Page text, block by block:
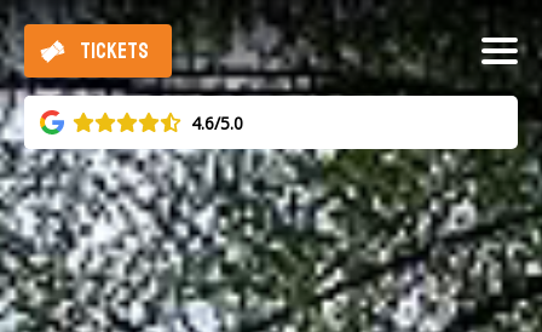
4.6/5.0
TICKETS